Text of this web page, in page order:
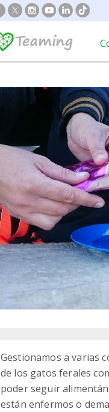
Gestionamos a varias
de los gatos ferales
poder seguir
están enfermos o